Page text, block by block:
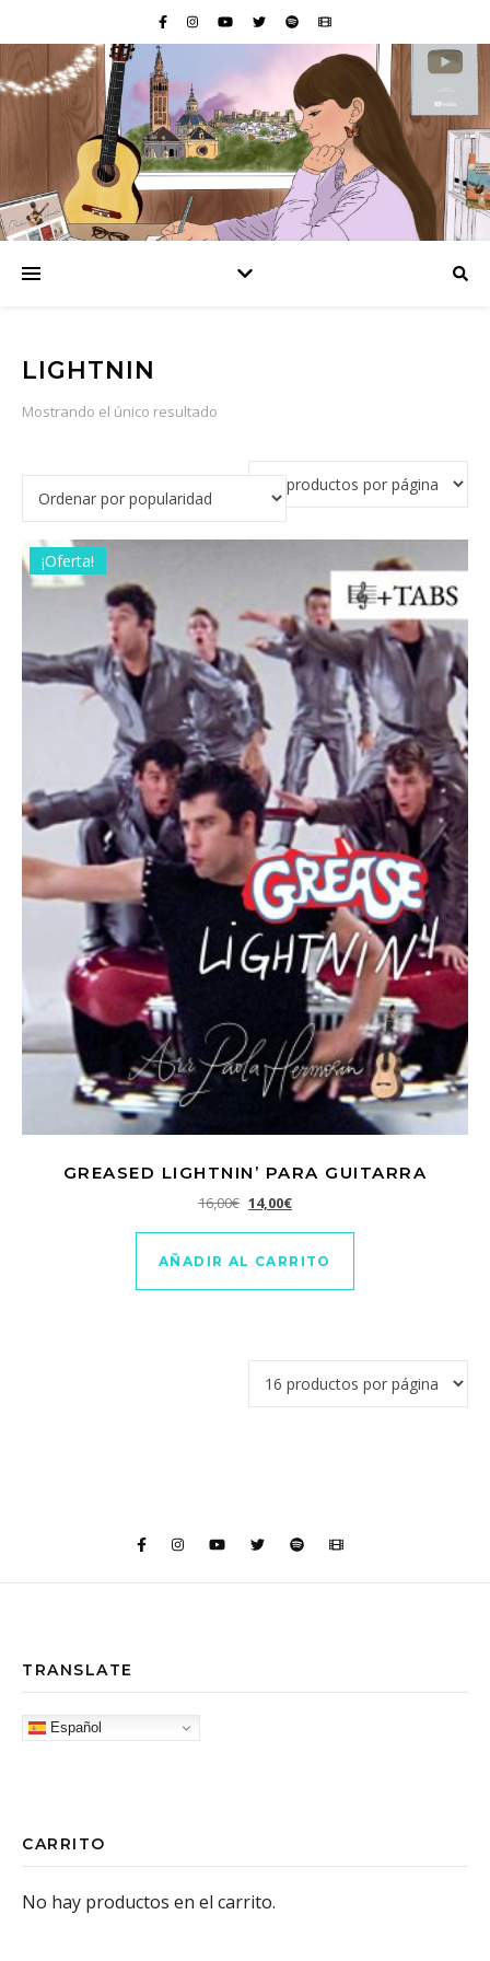
LIGHTNIN
Mostrando el único resultado
¡Oferta!
GREASED LIGHTNIN’ PARA GUITARRA
16,00€ El precio original era: 16,00€.
14,00€El precio actual es: 14,00€.
AÑADIR AL CARRITO
TRANSLATE
Español
CARRITO
No hay productos en el carrito.